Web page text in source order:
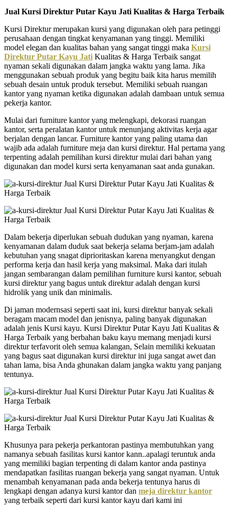
Jual Kursi Direktur Putar Kayu Jati Kualitas & Harga Terbaik
Kursi Direktur merupakan kursi yang digunakan oleh para petinggi
perusahaan dengan tingkat kenyamanan yang tinggi. Memiliki
model elegan dan kualitas bahan yang sangat tinggi maka Kursi
Direktur Putar Kayu Jati Kualitas & Harga Terbaik sangat
nyaman sekali digunakan dalam jangka waktu yang lama. Jika
menggunakan sebuah produk yang begitu baik kita harus memilih
sebuah desain untuk produk tersebut. Memiliki sebuah ruangan
kantor yang nyaman ketika digunakan adalah dambaan untuk semua
pekerja kantor.
Mulai dari furniture kantor yang melengkapi, dekorasi ruangan
kantor, serta peralatan kantor untuk menunjang aktivitas kerja agar
berjalan dengan lancar. Furniture kantor yang paling utama dan
wajib ada adalah furniture meja dan kursi direktur. Hal pertama yang
terpenting adalah pemilihan kursi direktur mulai dari bahan yang
digunakan dan model kursi serta kenyamanan saat anda gunakan.
Dalam bekerja diperlukan sebuah dudukan yang nyaman, karena
kenyamanan dalam duduk saat bekerja selama berjam-jam adalah
kebutuhan yang snagat diprioritaskan karena menyangkut dengan
performa kerja dan hasil kerja yang maksimal. Maka dari itulah
jangan sembarangan dalam pemilihan furniture kursi kantor, sebuah
kursi direktur yang bagus untuk direktur adalah dengan kursi
hidrolik yang unik dan minimalis.
Di jaman modernsasi seperti saat ini, kursi direktur banyak sekali
beragam macam model dan jenisnya, paling banyak digunakan
adalah jenis Kursi kayu. Kursi Direktur Putar Kayu Jati Kualitas &
Harga Terbaik yang berbahan baku kayu memang menjadi kursi
direktur terfavorit oleh semua kalangan, Selain memiliki kekuatan
yang bagus saat digunakan kursi direktur ini juga sangat awet dan
tahan lama, bisa Anda ghunakan dalam jangka waktu yang panjang
tentunya.
Khusunya para pekerja perkantoran pastinya membutuhkan yang
namanya sebuah fasilitas kursi kantor kann..apalagi teruntuk anda
yang memiliki bagian terpenting di dalam kantor anda pastinya
mendapatkan fasilitas ruangan bekerja yang sangat nyaman. Untuk
menambah kenyamanan pada anda bekerja tentunya harus di
lengkapi dengan adanya kursi kantor dan meja direktur kantor
yang terbaik seperti dari kursi kantor kayu dari kami ini